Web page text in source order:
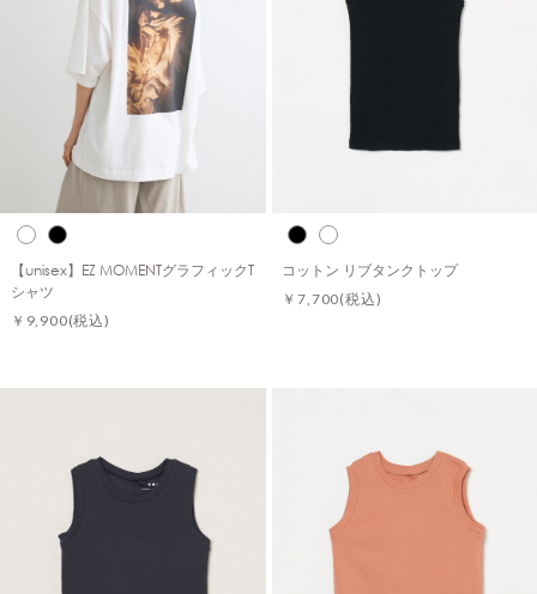
【unisex】EZ MOMENTグラフィックT
シャツ
￥9,900(税込)
コットン リブタンクトップ
￥7,700(税込)